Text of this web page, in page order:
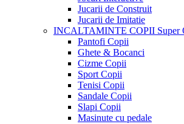
Jucarii de Construit
Jucarii de Imitatie
INCALTAMINTE COPII Super
Pantofi Copii
Ghete & Bocanci
Cizme Copii
Sport Copii
Tenisi Copii
Sandale Copii
Slapi Copii
Masinute cu pedale